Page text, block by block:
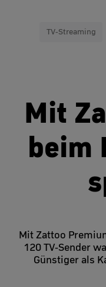
TV-Streaming
Mit
beim
Mit Zattoo
120 TV-Sender
Günstiger als